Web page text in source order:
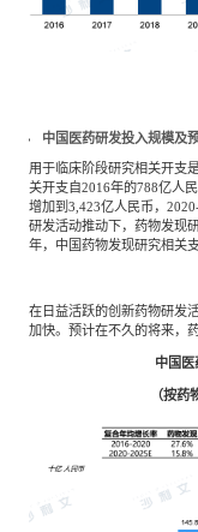
中国医药研发投入规模及
用于临床阶段研究相关开支
关开支自2016年的788亿人
增加到3,423亿人民币，
研发活动推动下，药物发现
年，中国药物发现研究相关
在日益活跃的创新药物研发
加快。预计在不久的将来，
中国医
（按药